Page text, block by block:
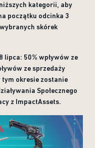
kategorii, aby
początku odcinka 3
skórek
lipca: 50% wpływów ze
ze sprzedaży
tym okresie zostanie
Społecznego
z ImpactAssets.